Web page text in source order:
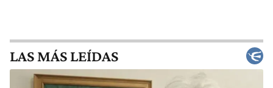
LAS MÁS LEÍDAS